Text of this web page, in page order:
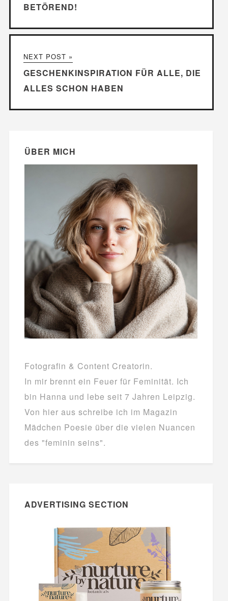
BETÖREND!
NEXT POST »
GESCHENKINSPIRATION FÜR ALLE, DIE
ALLES SCHON HABEN
ÜBER MICH
Fotografin & Content Creatorin.
In mir brennt ein Feuer für Feminität. Ich
bin Hanna und lebe seit 7 Jahren Leipzig.
Von hier aus schreibe ich im Magazin
Mädchen Poesie über die vielen Nuancen
des "feminin seins".
ADVERTISING SECTION